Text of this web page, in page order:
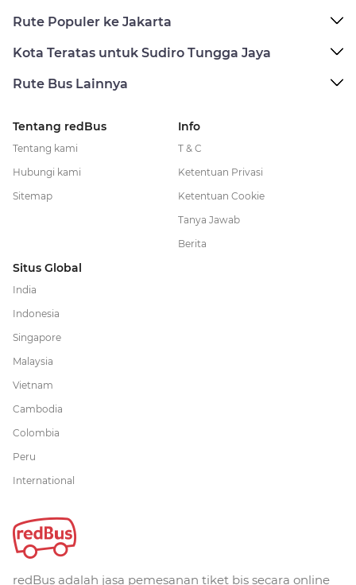
Rute Populer ke Jakarta
Kota Teratas untuk Sudiro Tungga Jaya
Rute Bus Lainnya
Tentang redBus
Tentang kami
Hubungi kami
Sitemap
Info
T & C
Ketentuan Privasi
Ketentuan Cookie
Tanya Jawab
Berita
Situs Global
India
Indonesia
Singapore
Malaysia
Vietnam
Cambodia
Colombia
Peru
International
redBus adalah jasa pemesanan tiket bis secara online